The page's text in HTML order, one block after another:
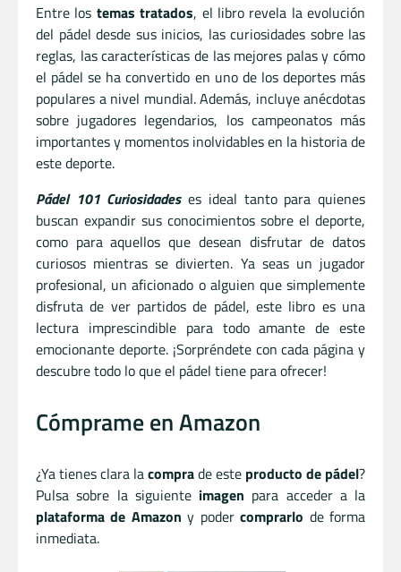
Entre los temas tratados, el libro revela la evolución
del pádel desde sus inicios, las curiosidades sobre las
reglas, las características de las mejores palas y cómo
el pádel se ha convertido en uno de los deportes más
populares a nivel mundial. Además, incluye anécdotas
sobre jugadores legendarios, los campeonatos más
importantes y momentos inolvidables en la historia de
este deporte.
Pádel 101 Curiosidadeses ideal tanto para quienes
buscan expandir sus conocimientos sobre el deporte,
como para aquellos que desean disfrutar de datos
curiosos mientras se divierten. Ya seas un jugador
profesional, un aficionado o alguien que simplemente
disfruta de ver partidos de pádel, este libro es una
lectura imprescindible para todo amante de este
emocionante deporte. ¡Sorpréndete con cada página y
descubre todo lo que el pádel tiene para ofrecer!
Cómprame en Amazon
¿Ya tienes clara lacomprade este producto de pádel?
Pulsa sobre la siguiente imagen para acceder a la
plataforma de Amazon y podercomprarlo de forma
inmediata.